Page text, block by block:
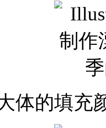
体的填充